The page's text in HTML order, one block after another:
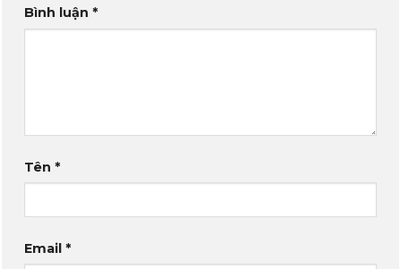
Bình luận *
Tên *
Email *